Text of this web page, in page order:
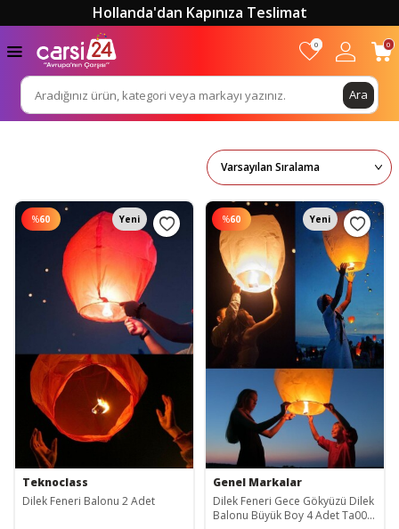
Hollanda'dan Kapınıza Teslimat
Ara
0 0
%60 Yeni
Teknoclass
Dilek Feneri Balonu 2 Adet
%60 Yeni
Genel Markalar
Dilek Feneri Gece Gökyüzü Dilek
Balonu Büyük Boy 4 Adet Ta003